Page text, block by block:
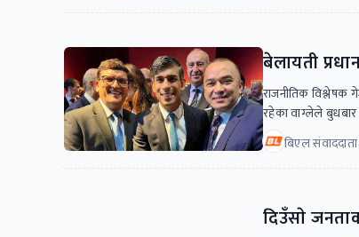
बेलायती
राजनीतिक विश्लेषक
रहेका वाग्लेले बुधबार
बिएल
दिउँसाे